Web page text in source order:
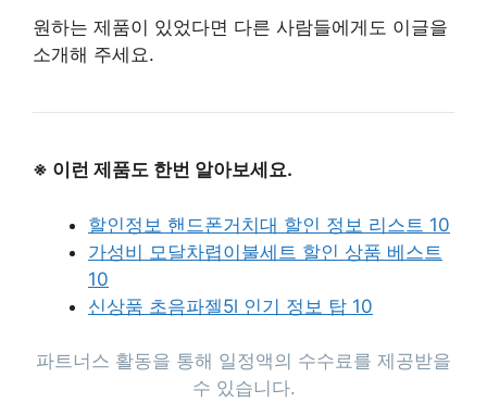
원하는 제품이 있었다면 다른 사람들에게도 이글을
소개해 주세요.
※ 이런 제품도 한번 알아보세요.
할인정보 핸드폰거치대 할인 정보 리스트 10
가성비 모달차렵이불세트 할인 상품 베스트
10
신상품 초음파젤5l 인기 정보 탑 10
파트너스 활동을 통해 일정액의 수수료를 제공받을
수 있습니다.